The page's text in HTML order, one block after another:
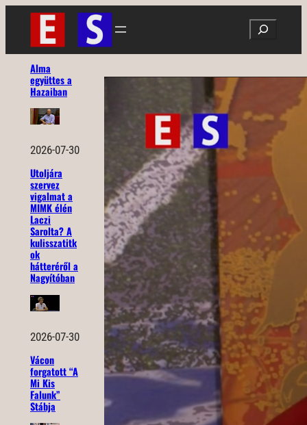
Ugrás
tartalomhoz
Search
Alma
együttes a
Hazaiban
2026-07-30
Utoljára
szervez
vigalmat a
MIMK élén
Laczi
Sarolta? A
kulisszatitk
ok
hátteréről a
Nagyítóban
2026-07-30
Vácon
forgatott “A
Mi Kis
Falunk”
Stábja